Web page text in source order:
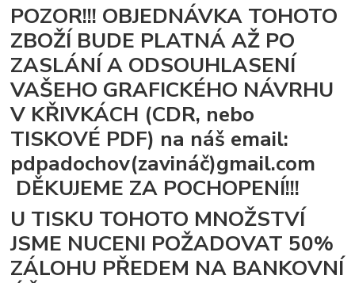
POZOR!!! OBJEDNÁVKA TOHOTO
ZBOŽÍ BUDE PLATNÁ AŽ PO
ZASLÁNÍ A ODSOUHLASENÍ
VAŠEHO GRAFICKÉHO NÁVRHU
V KŘIVKÁCH (CDR, nebo
TISKOVÉ PDF) na náš email:
pdpadochov(zavináč)gmail.com
DĚKUJEME ZA POCHOPENÍ!!!
U TISKU TOHOTO MNOŽSTVÍ
JSME NUCENI POŽADOVAT 50%
ZÁLOHU PŘEDEM NA BANKOVNÍ